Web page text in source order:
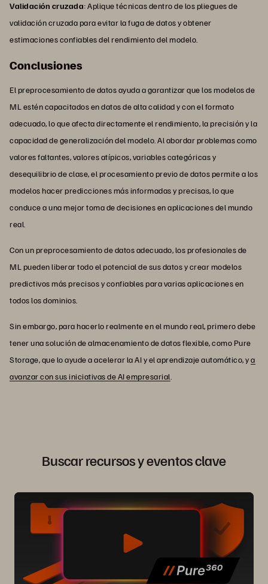
Validación cruzada: Aplique técnicas dentro de los pliegues de
validación cruzada para evitar la fuga de datos y obtener
estimaciones confiables del rendimiento del modelo.
Conclusiones
El preprocesamiento de datos ayuda a garantizar que los modelos de
ML estén capacitados en datos de alta calidad y con el formato
adecuado, lo que afecta directamente el rendimiento, la precisión y la
capacidad de generalización del modelo. Al abordar problemas como
valores faltantes, valores atípicos, variables categóricas y
desequilibrio de clase, el procesamiento previo de datos permite a los
modelos hacer predicciones más informadas y precisas, lo que
conduce a una mejor toma de decisiones en aplicaciones del mundo
real.
Con un preprocesamiento de datos adecuado, los profesionales de
ML pueden liberar todo el potencial de sus datos y crear modelos
predictivos más precisos y confiables para varias aplicaciones en
todos los dominios.
Sin embargo, para hacerlo realmente en el mundo real, primero debe
tener una solución de almacenamiento de datos flexible, como Pure
Storage, que lo ayude a acelerar la AI y el aprendizaje automático, ya
avanzar con sus iniciativas de AI empresarial
Buscar recursos y eventos clave